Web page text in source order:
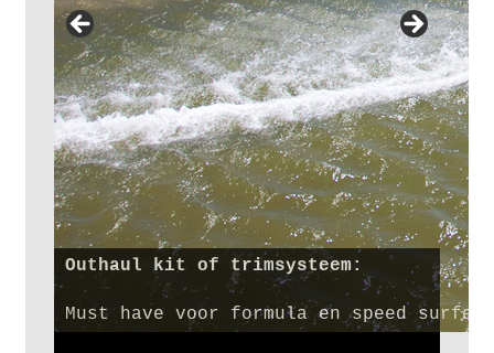
Outhaul kit of trimsysteem:
Outhaul kit of trimsysteem:
Must have voor formula en speed
Outhaul kit of trimsysteem:
Outhaul kit of trimsysteem:
Outhaul kit of trimsysteem: